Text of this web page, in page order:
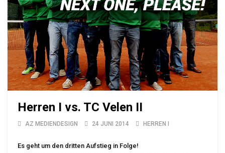
Herren I vs. TC Velen II
AZ MEDIENDESIGN 24 JUNI 2014 HERREN I
Es geht um den dritten Aufstieg in Folge!